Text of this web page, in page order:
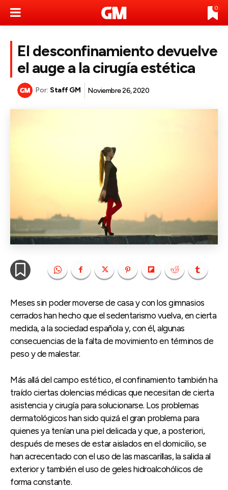
0
El desconfinamiento devuelve
el auge a la cirugía estética
Por: Staff GM Noviembre 26, 2020
Meses sin poder moverse de casa y con los gimnasios
cerrados han hecho que el sedentarismo vuelva, en cierta
medida, a la sociedad española y, con él, algunas
consecuencias de la falta de movimiento en términos de
peso y de malestar.
Más allá del campo estético, el confinamiento también ha
traído ciertas dolencias médicas que necesitan de cierta
asistencia y cirugía para solucionarse. Los problemas
dermatológicos han sido quizá el gran problema para
quienes ya tenían una piel delicada y que, a posteriori,
después de meses de estar aislados en el domicilio, se
han acrecentado con el uso de las mascarillas, la salida al
exterior y también el uso de geles hidroalcohólicos de
forma constante.